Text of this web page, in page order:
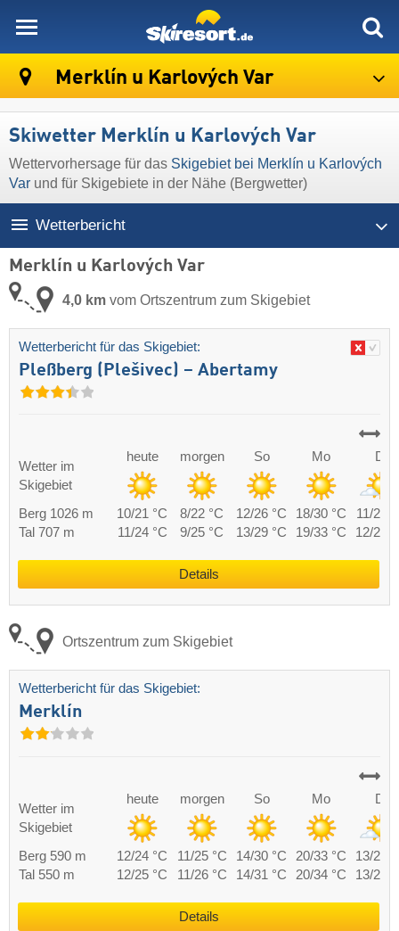
Merklín u Karlových Var
Skiwetter Merklín u Karlových Var
Wettervorhersage für das Skigebiet bei Merklín u Karlových
Var und für Skigebiete in der Nähe (Bergwetter)
Wetterbericht
Merklín u Karlových Var
4,0 km vom Ortszentrum zum Skigebiet
Wetterbericht für das Skigebiet:
Pleßberg (Plešivec) – Abertamy
Wetter im
Skigebiet
heute morgen So Mo Di
Berg 1026 m 10/21 °C 8/22 °C 12/26 °C 18/30 °C
11/20
Tal 707 m
11/24 °C 9/25 °C 13/29 °C 19/33 °C 12/23
Details
Ortszentrum zum Skigebiet
Wetterbericht für das Skigebiet:
Merklín
Wetter im
Skigebiet
heute morgen So Mo Di
Berg 590 m 12/24 °C 11/25 °C 14/30 °C 20/33 °C
13/25
Tal 550 m
12/25 °C 11/26 °C 14/31 °C 20/34 °C 13/26
Details